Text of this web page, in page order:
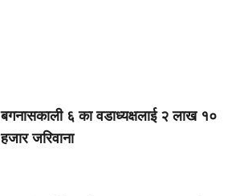
बगनासकाली ६ का वडाध्यक्षलाई २ लाख १०
हजार जरिवाना